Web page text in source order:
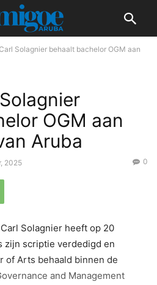
Solagnier behaalt bachelor OGM aan
OGM aan
Aruba
2025 0
Solagnier heeft op 20
zijn scriptie verdedigd en
of Arts behaald binnen de
and Management